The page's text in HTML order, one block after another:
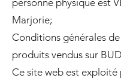
personne physique est
Marjorie;
Conditions générales
produits vendus sur
Ce site web est exploité